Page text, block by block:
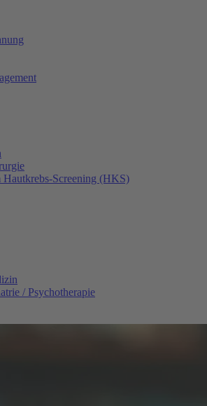
Hautkrebs-Screening (HKS)
/ Psychotherapie